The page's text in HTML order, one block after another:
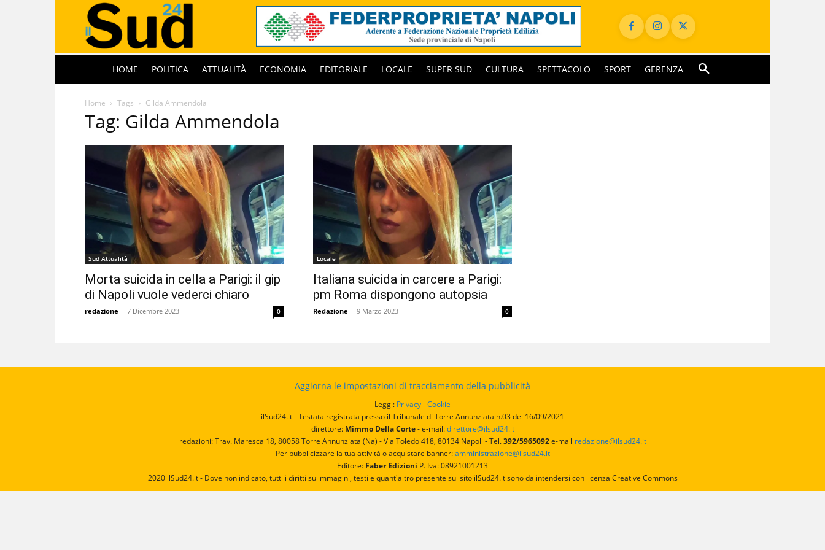
HOME POLITICA ATTUALITÀ ECONOMIA EDITORIALE LOCALE SUPER SUD CULTURA SPETTACOLO SPORT GERENZA
Home Tags Gilda Ammendola
Tag: Gilda Ammendola
Sud Attualità
Morta suicida in cella a Parigi: il gip
di Napoli vuole vederci chiaro
redazione - 7 Dicembre 2023 0
Locale
Italiana suicida in carcere a Parigi:
pm Roma dispongono autopsia
Redazione - 9 Marzo 2023 0
Aggiorna le impostazioni di tracciamento della pubblicità
Leggi: Privacy-Cookie
ilSud24.it - Testata registrata presso il Tribunale di Torre Annunziata n.03 del 16/09/2021
direttore:Mimmo Della Corte- e-mail:direttore@ilsud24.it
redazioni: Trav. Maresca 18, 80058 Torre Annunziata (Na) - Via Toledo 418, 80134 Napoli - Tel.392/5965092e-mail redazione@ilsud24.it
Per pubblicizzare la tua attività o acquistare banner:amministrazione@ilsud24.it
Editore: Faber Edizioni P. Iva: 08921001213
2020 ilSud24.it - Dove non indicato, tutti i diritti su immagini, testi e quant'altro presente sul sito ilSud24.it sono da intendersi con licenza Creative Commons